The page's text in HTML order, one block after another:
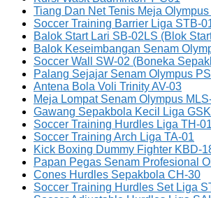
Tiang Dan Net Tenis Meja Olympus
Soccer Training Barrier Liga STB-
Balok Start Lari SB-02LS (Blok
Balok Keseimbangan Senam
Soccer Wall SW-02 (Boneka
Palang Sejajar Senam Olympus
Antena Bola Voli Trinity AV-03
Meja Lompat Senam Olympus
Gawang Sepakbola Kecil Liga
Soccer Training Hurdles Liga TH-01
Soccer Training Arch Liga TA-01
Kick Boxing Dummy Fighter KBD-
Papan Pegas Senam Profesional
Cones Hurdles Sepakbola CH-30
Soccer Training Hurdles Set Liga